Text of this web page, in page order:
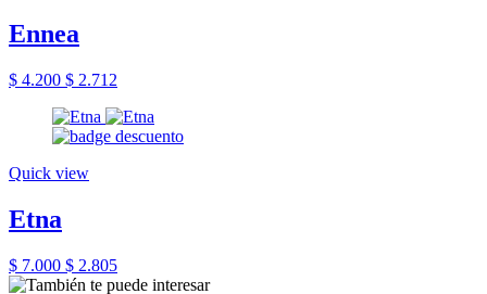
Ennea
$ 4.200 $ 2.712
Quick view
Etna
$ 7.000 $ 2.805